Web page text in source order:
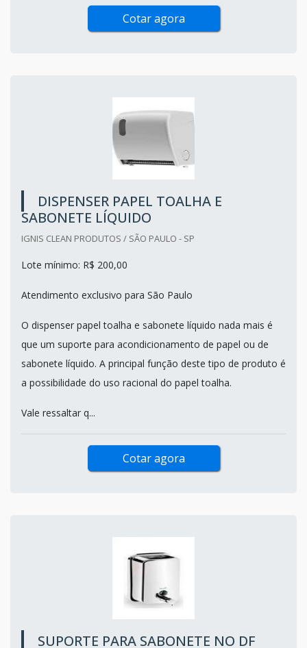
Cotar agora
DISPENSER PAPEL TOALHA E
SABONETE LÍQUIDO
IGNIS CLEAN PRODUTOS / SÃO PAULO - SP
Lote mínimo: R$ 200,00
Atendimento exclusivo para São Paulo
O dispenser papel toalha e sabonete líquido nada mais é
que um suporte para acondicionamento de papel ou de
sabonete líquido. A principal função deste tipo de produto é
a possibilidade do uso racional do papel toalha.
Vale ressaltar q...
Cotar agora
SUPORTE PARA SABONETE NO DF